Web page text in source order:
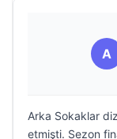
A
Arka Sokaklar
etmişti. Sezon